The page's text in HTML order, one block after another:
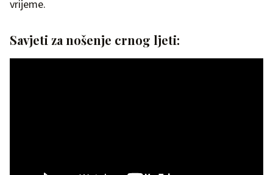
vrijeme.
Savjeti za nošenje crnog ljeti: